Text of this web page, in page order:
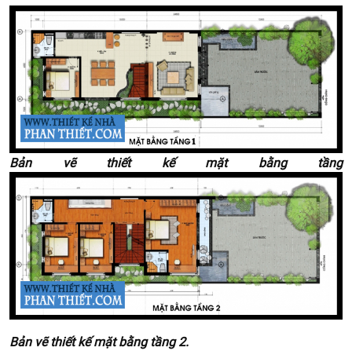
Bản vẽ thiết kế mặt bằng tầng
Bản vẽ thiết kế mặt bằng tầng 2.